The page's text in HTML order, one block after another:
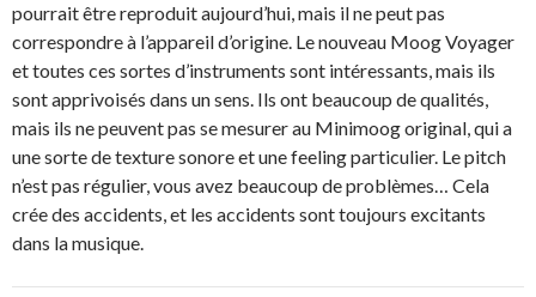
pourrait être reproduit aujourd’hui, mais il ne peut pas
correspondre à l’appareil d’origine. Le nouveau Moog Voyager
et toutes ces sortes d’instruments sont intéressants, mais ils
sont apprivoisés dans un sens. Ils ont beaucoup de qualités,
mais ils ne peuvent pas se mesurer au Minimoog original, qui a
une sorte de texture sonore et une feeling particulier. Le pitch
n’est pas régulier, vous avez beaucoup de problèmes… Cela
crée des accidents, et les accidents sont toujours excitants
dans la musique.